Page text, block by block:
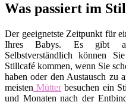
Was passiert im
Der geeignetste Zeitpunkt für
Ihres Babys. Es gibt
Selbstverständlich können
Stillcafé kommen, wenn Sie
haben oder den Austausch zu
meisten Mütterbesuchen ein
und Monaten nach der